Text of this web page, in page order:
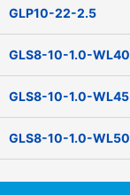
GLP10-22-2.5
GLS8-10-1.0-WL40
GLS8-10-1.0-WL45
GLS8-10-1.0-WL50